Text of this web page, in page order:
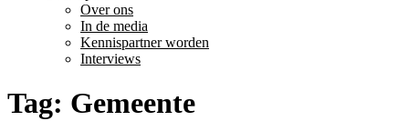
Over ons
In de media
Kennispartner worden
Interviews
Tag: Gemeente